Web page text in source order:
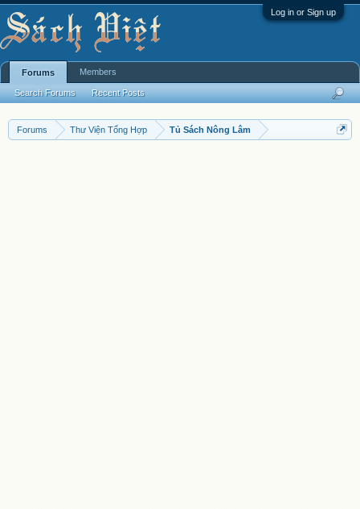
Log in or Sign up
Forums Thư Viện Tổng Hợp Tủ Sách Nông Lâm
Forums
Search Forums Recent Posts
Members